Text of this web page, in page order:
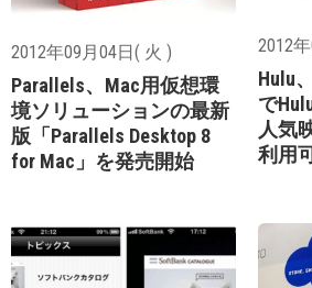
2012年09月04日( 火 )
Parallels、Mac用仮想環
境ソリューションの最新
版「Parallels Desktop 8
for Mac」を発売開始
2012
Hulu
で
人気
利用